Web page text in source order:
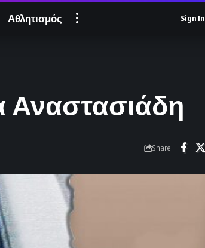
Αθλητισμός Sign In
Αναστασιάδη
Share